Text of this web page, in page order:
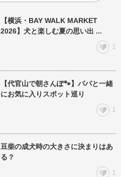
【横浜・BAY WALK MARKET
2026】犬と楽しむ夏の思い出 ...
1
【代官山で朝さんぽ🐾】パパと一緒
にお気に入りスポット巡り
1
豆柴の成犬時の大きさに決まりはあ
る？
1